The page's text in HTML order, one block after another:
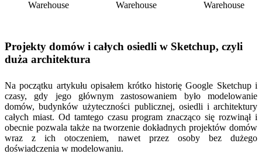
Warehouse Warehouse Warehouse
Projekty domów i całych osiedli w Sketchup, czyli
duża architektura
Na początku artykułu opisałem krótko historię Google Sketchup i
czasy, gdy jego głównym zastosowaniem było modelowanie
domów, budynków użyteczności publicznej, osiedli i architektury
całych miast. Od tamtego czasu program znacząco się rozwinął i
obecnie pozwala także na tworzenie dokładnych projektów domów
wraz z ich otoczeniem, nawet przez osoby bez dużego
doświadczenia w modelowaniu.